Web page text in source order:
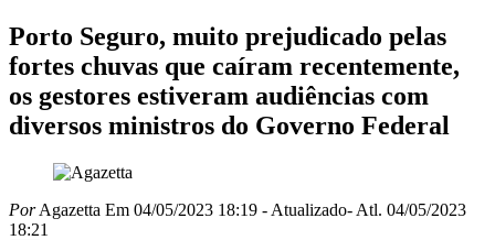
Porto Seguro, muito prejudicado pelas
fortes chuvas que caíram recentemente,
os gestores estiveram audiências com
diversos ministros do Governo Federal
PorAgazetta Em 04/05/2023 18:19 - Atualizado- Atl. 04/05/2023
18:21